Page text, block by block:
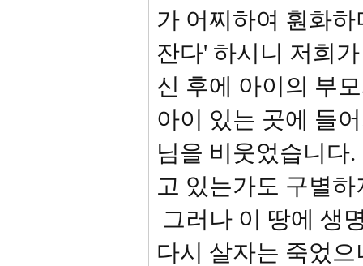
가 어찌하여 훤화
잔다' 하시니 저희
신 후에 아이의 부
아이 있는 곳에 들
님을 비웃었습니다
고 있는가도 구별
그러나 이 땅에 생
다시 살자는 죽었